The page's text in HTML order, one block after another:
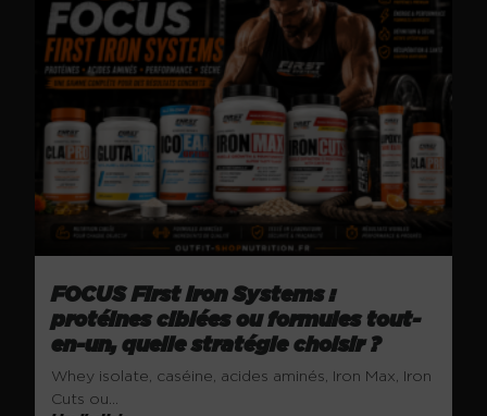
FOCUS First Iron Systems :
protéines ciblées ou formules tout-
en-un, quelle stratégie choisir ?
Whey isolate, caséine, acides aminés, Iron Max, Iron
Cuts ou...